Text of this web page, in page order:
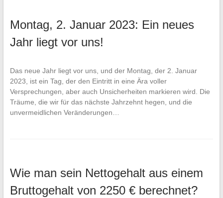
Montag, 2. Januar 2023: Ein neues
Jahr liegt vor uns!
Das neue Jahr liegt vor uns, und der Montag, der 2. Januar
2023, ist ein Tag, der den Eintritt in eine Ära voller
Versprechungen, aber auch Unsicherheiten markieren wird. Die
Träume, die wir für das nächste Jahrzehnt hegen, und die
unvermeidlichen Veränderungen…
Wie man sein Nettogehalt aus einem
Bruttogehalt von 2250 € berechnet?